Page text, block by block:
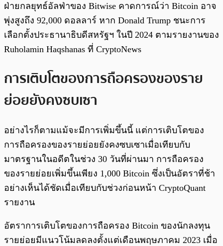
ฝ่ายกลยุทธ์อัลฟ่าของ Bitwise คาดการณ์ว่า Bitcoin อาจ
พุ่งสูงถึง 92,000 ดอลลาร์ หาก Donald Trump ชนะการ
เลือกตั้งประธานาธิบดีสหรัฐฯ ในปี 2024 ตามรายงานของ
Ruholamin Haqshanas ที่ CryptoNews
การเติบโตของการถือครองของราย
ย่อยยังคงซบเซา
อย่างไรก็ตามแม้จะมีการเพิ่มขึ้นนี้ แต่การเติบโตของ
การถือครองของรายย่อยยังคงซบเซาเมื่อเทียบกับ
มาตรฐานในอดีตในช่วง 30 วันที่ผ่านมา การถือครอง
ของรายย่อยเพิ่มขึ้นเพียง 1,000 Bitcoin ซึ่งเป็นอัตราที่ช้า
อย่างเห็นได้ชัดเมื่อเทียบกับช่วงก่อนหน้า CryptoQuant
รายงาน
อัตราการเติบโตของการถือครอง Bitcoin ของนักลงทุน
รายย่อยมีแนวโน้มลดลงตั้งแต่เดือนพฤษภาคม 2023 เมื่อ